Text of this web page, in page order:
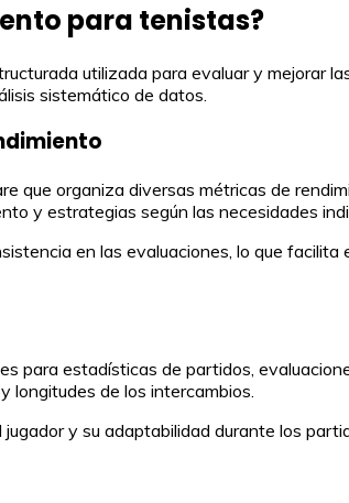
para tenistas?
utilizada para evaluar y mejorar
sistemático de datos.
que organiza diversas métricas de
y estrategias según las necesidades
en las evaluaciones, lo que
para estadísticas de partidos,
longitudes de los intercambios.
y su adaptabilidad durante los